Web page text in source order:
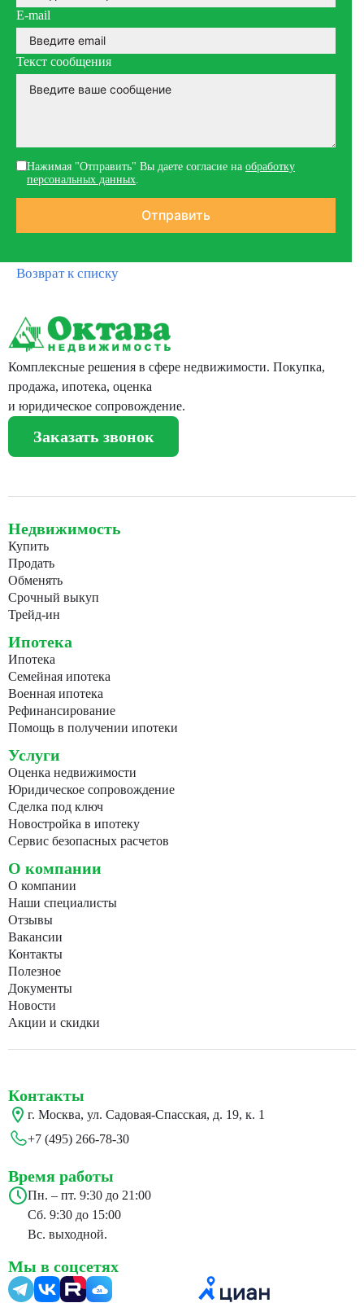
E-mail
Текст сообщения
Нажимая "Отправить" Вы даете согласие на обработку
персональных данных
Возврат к списку
Комплексные решения в сфере недвижимости. Покупка,
продажа, ипотека, оценка
и юридическое сопровождение.
Заказать звонок
Недвижимость
Купить
Продать
Обменять
Срочный выкуп
Трейд-ин
Ипотека
Ипотека
Семейная ипотека
Военная ипотека
Рефинансирование
Помощь в получении ипотеки
Услуги
Оценка недвижимости
Юридическое сопровождение
Сделка под ключ
Новостройка в ипотеку
Сервис безопасных расчетов
О компании
О компании
Наши специалисты
Отзывы
Вакансии
Контакты
Полезное
Документы
Новости
Акции и скидки
Контакты
г. Москва, ул. Садовая-Спасская, д. 19, к. 1
+7 (495) 266-78-30
Время работы
Пн. – пт. 9:30 до 21:00
Сб. 9:30 до 15:00
Вс. выходной.
Мы в соцсетях
24